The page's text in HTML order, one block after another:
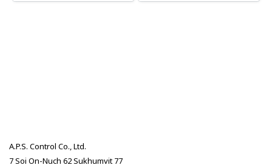
A.P.S. Control Co., Ltd.
7 Soi On-Nuch 62 Sukhumvit 77